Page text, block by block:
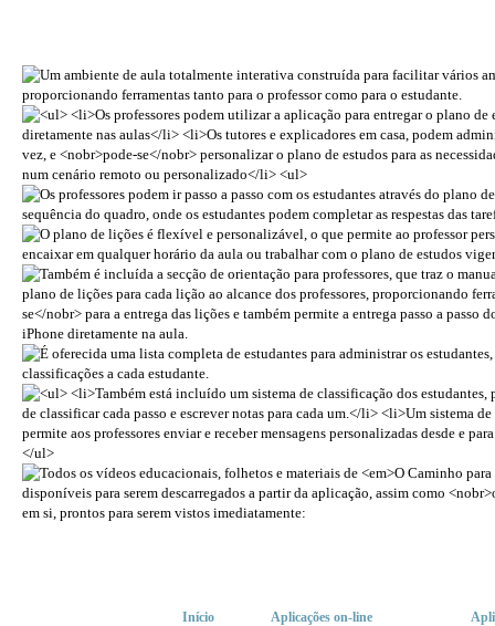
Início Aplicações on-line